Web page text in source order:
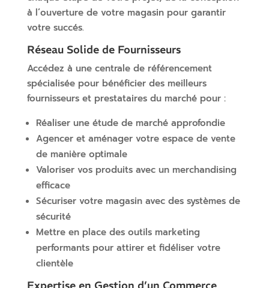
à l’ouverture de votre magasin pour garantir
votre succés.
Réseau Solide de Fournisseurs
Accédez à une centrale de référencement
spécialisée pour bénéficier des meilleurs
fournisseurs et prestataires du marché pour :
Réaliser une étude de marché approfondie
Agencer et aménager votre espace de vente
de manière optimale
Valoriser vos produits avec un merchandising
efficace
Sécuriser votre magasin avec des systèmes de
sécurité
Mettre en place des outils marketing
performants pour attirer et fidéliser votre
clientèle